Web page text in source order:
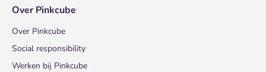
Over Pinkcube
Over Pinkcube
Social responsibility
Werken bij Pinkcube